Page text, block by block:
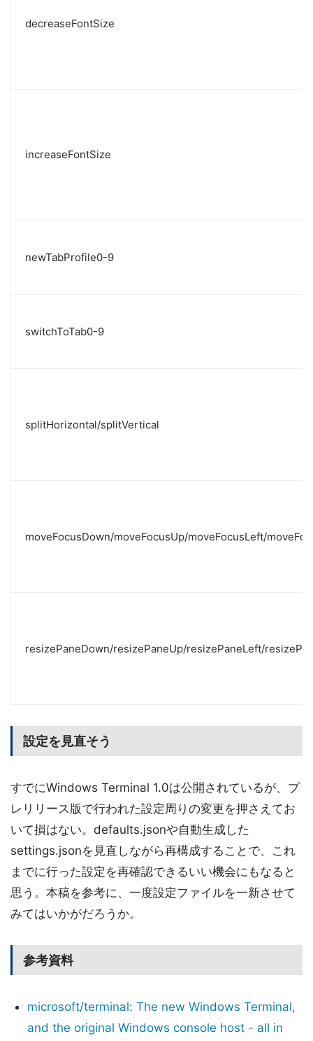
decreaseFontSize
increaseFontSize
newTabProfile0-9
switchToTab0-9
splitHorizontal/splitVertical
moveFocusDown/moveFocusUp/moveFocusLeft/
resizePaneDown/resizePaneUp/resizePaneLeft/
設定を見直そう
すでにWindows Terminal 1.0は公開されているが、プ
レリリース版で行われた設定周りの変更を押さえてお
いて損はない。defaults.jsonや自動生成した
settings.jsonを見直しながら再構成することで、これ
までに行った設定を再確認できるいい機会にもなると
思う。本稿を参考に、一度設定ファイルを一新させて
みてはいかがだろうか。
参考資料
microsoft/terminal: The new Windows Terminal,
and the original Windows console host - all in